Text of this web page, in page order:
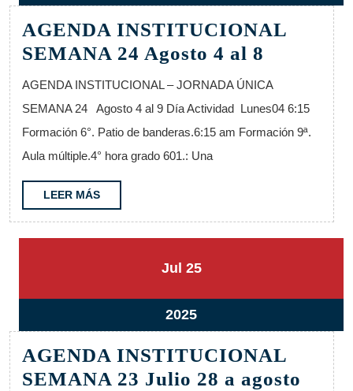
agosto,
2025
AGENDA INSTITUCIONAL
SEMANA 24 Agosto 4 al 8 AGENDA
SEMANA
24
8
AGENDA INSTITUCIONAL – JORNADA ÚNICA
SEMANA 24 Agosto 4 al 9 Día Actividad Lunes04 6:15
Formación 6°. Patio de banderas.6:15 am Formación 9ª.
Aula múltiple.4° hora grado 601.: Una
LEER MÁSLEER
MÁS
Jul 25
2025
2525
202525
julio,
2025
AGENDA INSTITUCIONAL
SEMANA 23 Julio 28 a agosto